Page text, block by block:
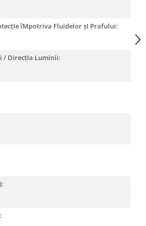
îMpotriva Fluidelor șI Prafului:
/ DirecțIa Luminii: